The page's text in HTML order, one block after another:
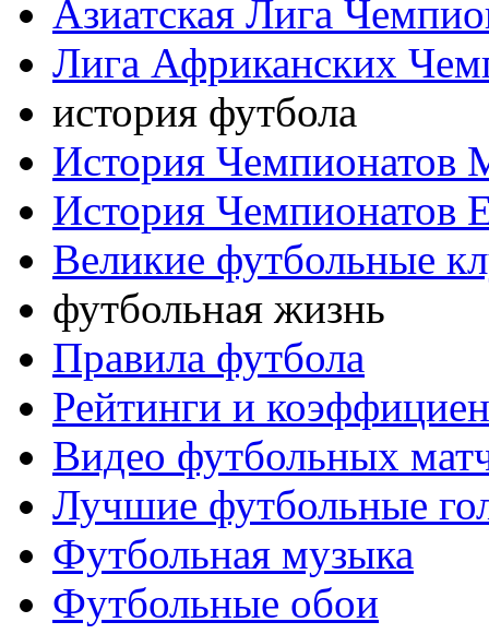
Азиатская Лига
Лига Африканских
история футбола
История Чемпионатов
История Чемпионатов
Великие футбольные
футбольная жизнь
Правила футбола
Рейтинги и
Видео футбольных
Лучшие футбольные
Футбольная музыка
Футбольные обои